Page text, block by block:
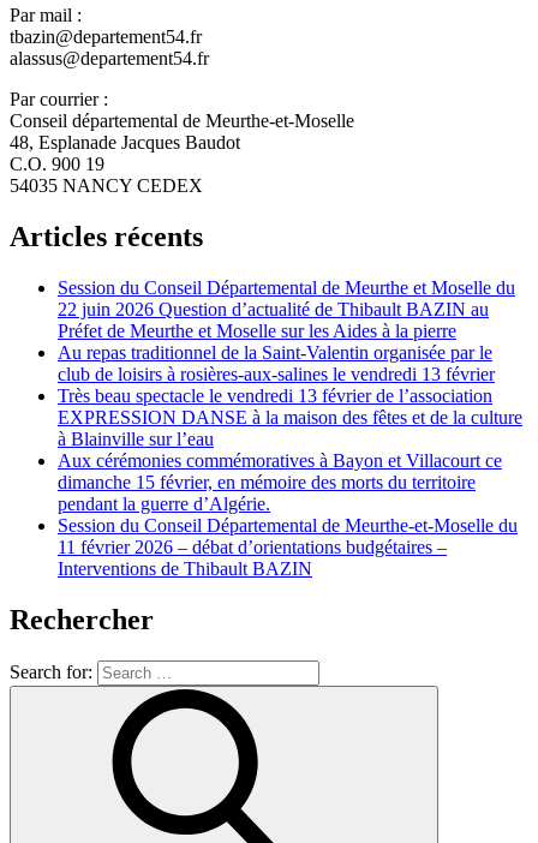
Par mail :
tbazin@departement54.fr
alassus@departement54.fr
Par courrier :
Conseil départemental de Meurthe-et-Moselle
48, Esplanade Jacques Baudot
C.O. 900 19
54035 NANCY CEDEX
Articles récents
Session du Conseil Départemental de Meurthe et Moselle du
22 juin 2026 Question d’actualité de Thibault BAZIN au
Préfet de Meurthe et Moselle sur les Aides à la pierre
Au repas traditionnel de la Saint-Valentin organisée par le
club de loisirs à rosières-aux-salines le vendredi 13 février
Très beau spectacle le vendredi 13 février de l’association
EXPRESSION DANSE à la maison des fêtes et de la culture
à Blainville sur l’eau
Aux cérémonies commémoratives à Bayon et Villacourt ce
dimanche 15 février, en mémoire des morts du territoire
pendant la guerre d’Algérie.
Session du Conseil Départemental de Meurthe-et-Moselle du
11 février 2026 – débat d’orientations budgétaires –
Interventions de Thibault BAZIN
Rechercher
Search for: